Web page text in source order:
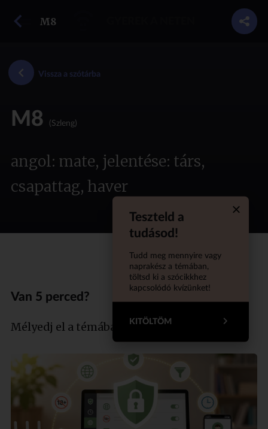
M8
Vissza a szótárba
M8 (Szleng)
angol: mate, jelentése: társ,
csapattag, haver
Teszteld a
tudásod!
Tudd meg mennyire vagy
naprakész a témában,
töltsd ki a szócikkhez
kapcsolódó kvízünket!
KITÖLTÖM
Van 5 perced?
Mélyedj el a témában szakértőnkkel!